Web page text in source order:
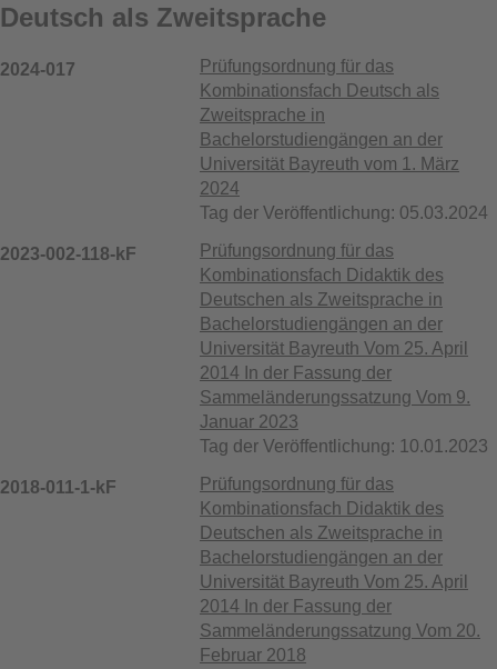
Deutsch als Zweitsprache
2024-017
Prüfungsordnung für das
Kombinationsfach Deutsch als
Zweitsprache in
Bachelorstudiengängen an der
Universität Bayreuth vom 1. März
2024
Tag der Veröffentlichung: 05.03.2024
2023-002-118-kF
Prüfungsordnung für das
Kombinationsfach Didaktik des
Deutschen als Zweitsprache in
Bachelorstudiengängen an der
Universität Bayreuth Vom 25. April
2014 In der Fassung der
Sammeländerungssatzung Vom 9.
Januar 2023
Tag der Veröffentlichung: 10.01.2023
2018-011-1-kF
Prüfungsordnung für das
Kombinationsfach Didaktik des
Deutschen als Zweitsprache in
Bachelorstudiengängen an der
Universität Bayreuth Vom 25. April
2014 In der Fassung der
Sammeländerungssatzung Vom 20.
Februar 2018